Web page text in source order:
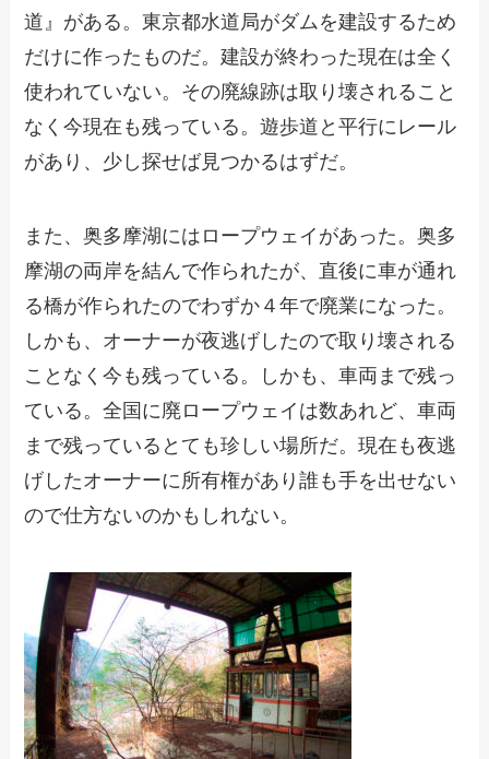
道』がある。東京都水道局がダムを建設するため
だけに作ったものだ。建設が終わった現在は全く
使われていない。その廃線跡は取り壊されること
なく今現在も残っている。遊歩道と平行にレール
があり、少し探せば見つかるはずだ。
また、奥多摩湖にはロープウェイがあった。奥多
摩湖の両岸を結んで作られたが、直後に車が通れ
る橋が作られたのでわずか４年で廃業になった。
しかも、オーナーが夜逃げしたので取り壊される
ことなく今も残っている。しかも、車両まで残っ
ている。全国に廃ロープウェイは数あれど、車両
まで残っているとても珍しい場所だ。現在も夜逃
げしたオーナーに所有権があり誰も手を出せない
ので仕方ないのかもしれない。